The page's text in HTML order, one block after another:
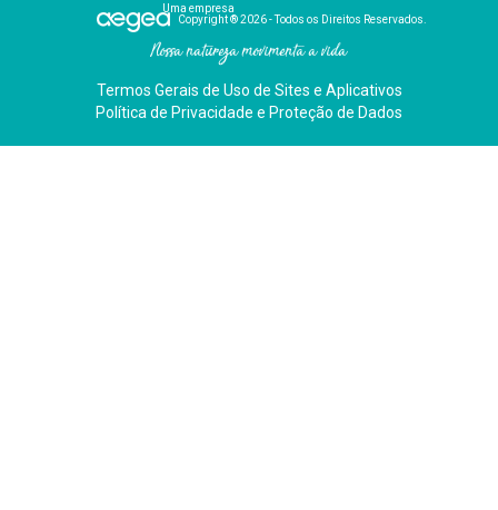
Uma empresa
Copyright ® 2026 - Todos os Direitos Reservados.
Nossa natureza movimenta a vida
Termos Gerais de Uso de Sites e Aplicativos
Política de Privacidade e Proteção de Dados